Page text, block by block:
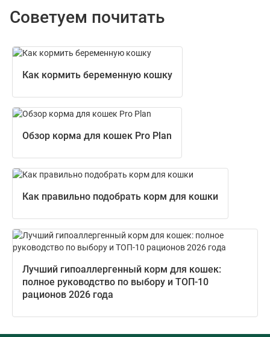
Советуем почитать
Как кормить беременную кошку
Обзор корма для кошек Pro Plan
Как правильно подобрать корм для кошки
Лучший гипоаллергенный корм для кошек:
полное руководство по выбору и ТОП-10
рационов 2026 года